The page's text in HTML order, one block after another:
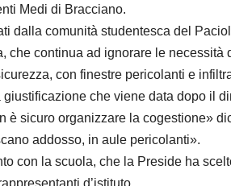
Medi di Bracciano.
dalla comunità studentesca del
che continua ad ignorare le necessità
con finestre pericolanti e
che viene data dopo il
è sicuro organizzare la cogestione»
addosso, in aule pericolanti».
con la scuola, che la Preside ha